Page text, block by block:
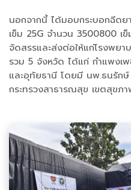
นอกจากนี้ ได้มอบกระบอกฉีด
เข็ม 25G จำนวน 3500800 เ
จัดสรรและส่งต่อให้แก่โรงพย
รวม 5 จังหวัด ได้แก่ กำแพง
และอุทัยธานี โดยมี นพ.ธนรัก
กระทรวงสาธารณสุข เขตสุขภ